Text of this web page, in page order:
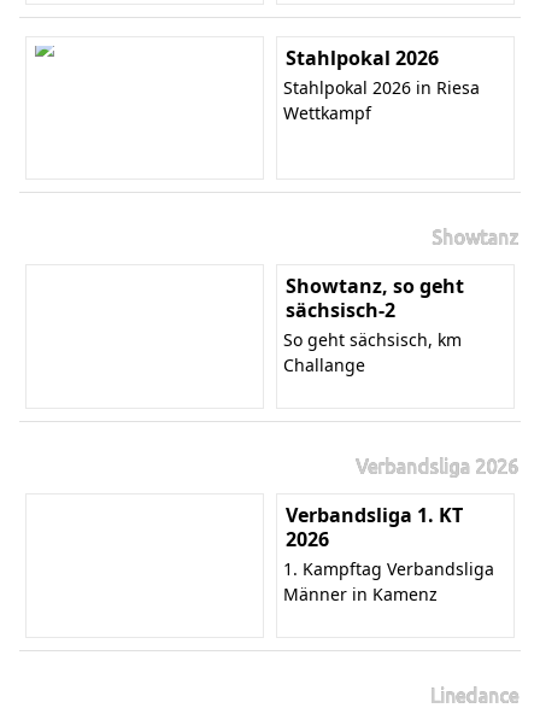
Stahlpokal 2026
Stahlpokal 2026 in Riesa
Wettkampf
Showtanz
Showtanz, so geht
sächsisch-2
So geht sächsisch, km
Challange
Verbandsliga 2026
Verbandsliga 1. KT
2026
1. Kampftag Verbandsliga
Männer in Kamenz
Linedance